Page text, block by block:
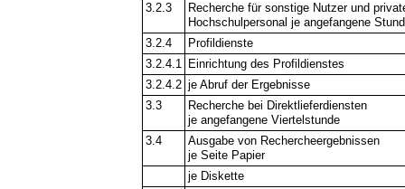
3.2.3
Recherche für sonstige Nutzer und
Hochschulpersonal je angefangene
3.2.4
Profildienste
3.2.4.1 Einrichtung des Profildienstes
3.2.4.2 je Abruf der Ergebnisse
3.3
Recherche bei Direktlieferdiensten
je angefangene Viertelstunde
3.4
Ausgabe von Rechercheergebnissen
je Seite Papier
je Diskette